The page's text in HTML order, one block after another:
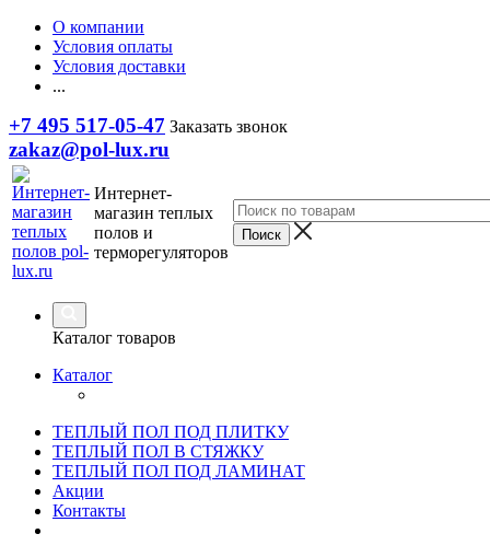
О компании
Условия оплаты
Условия доставки
...
+7 495 517-05-47 Заказать звонок
zakaz@pol-lux.ru
Интернет-
магазин теплых
полов и
терморегуляторов
Каталог товаров
Каталог
ТЕПЛЫЙ ПОЛ ПОД ПЛИТКУ
ТЕПЛЫЙ ПОЛ В СТЯЖКУ
ТЕПЛЫЙ ПОЛ ПОД ЛАМИНАТ
Акции
Контакты